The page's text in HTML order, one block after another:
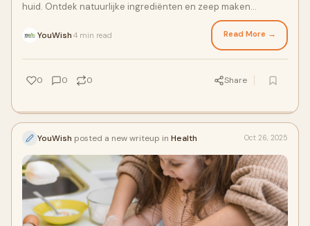
huid. Ontdek natuurlijke ingrediënten en zeep maken
YouWish 4 min read Read More →
0 0 0 Share
YouWish posted a new writeup in Health Oct 26, 2025